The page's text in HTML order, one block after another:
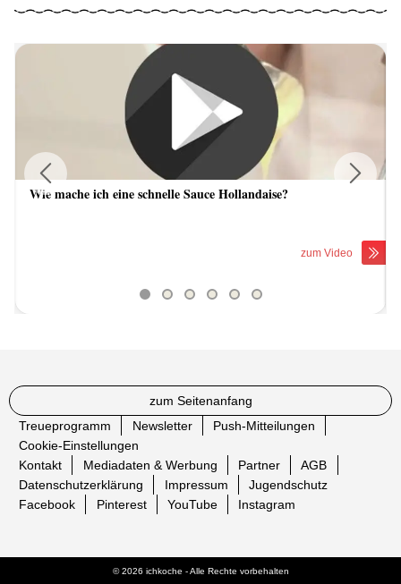
Wie mache ich eine schnelle Sauce Hollandaise?
zum Video
Previous
zum Seitenanfang
Treueprogramm
Newsletter
Push-Mitteilungen
Cookie-Einstellungen
Kontakt
Mediadaten & Werbung Partner
AGB
Datenschutzerklärung
Impressum
Jugendschutz
Facebook
Pinterest YouTube Instagram
© 2026 ichkoche - Alle Rechte vorbehalten